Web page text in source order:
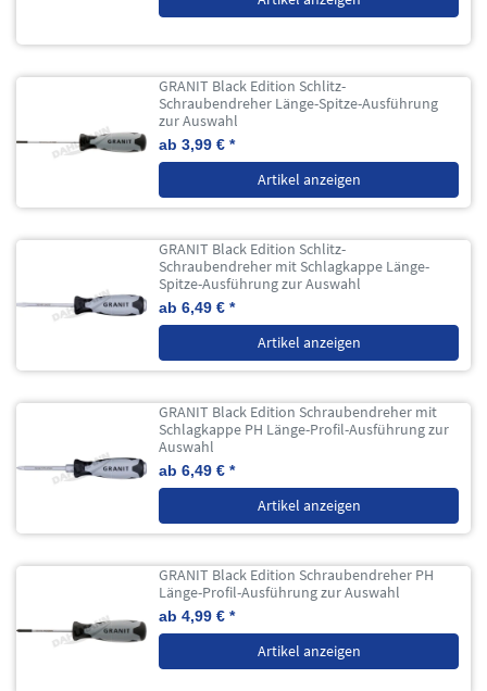
GRANIT Black Edition Schlitz-
Schraubendreher Länge-Spitze-Ausführung
zur Auswahl
ab 3,99 € *
Artikel anzeigen
GRANIT Black Edition Schlitz-
Schraubendreher mit Schlagkappe Länge-
Spitze-Ausführung zur Auswahl
ab 6,49 € *
Artikel anzeigen
GRANIT Black Edition Schraubendreher mit
Schlagkappe PH Länge-Profil-Ausführung zur
Auswahl
ab 6,49 € *
Artikel anzeigen
GRANIT Black Edition Schraubendreher PH
Länge-Profil-Ausführung zur Auswahl
ab 4,99 € *
Artikel anzeigen